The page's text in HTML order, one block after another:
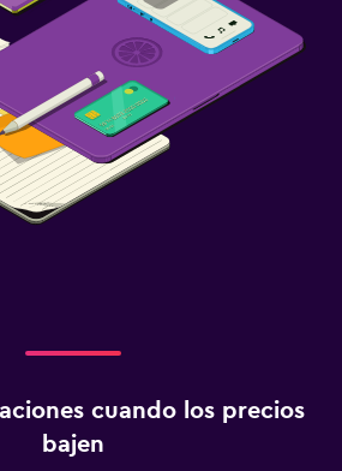
cuando los precios
bajen